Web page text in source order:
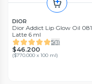
DIOR
Dior Addict Lip Glow Oil 081
Latte 6 ml
5(1)
$46.200
($770.000 x 100 ml)